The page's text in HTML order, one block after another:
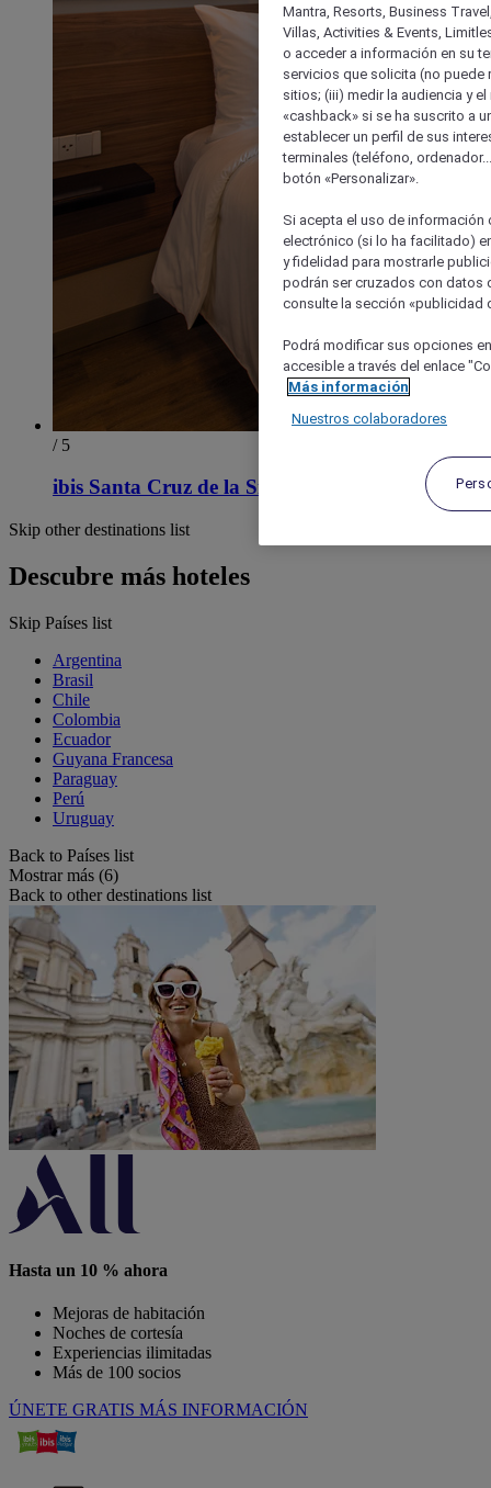
/ 5
ibis Santa Cruz de la Sierra
Skip other destinations list
Descubre más hoteles
Skip Países list
Argentina
Brasil
Chile
Colombia
Ecuador
Guyana Francesa
Paraguay
Perú
Uruguay
Back to Países list
Mostrar más (6)
Back to other destinations list
Hasta un 10 % ahora
Mejoras de habitación
Noches de cortesía
Experiencias ilimitadas
Más de 100 socios
ÚNETE GRATIS MÁS INFORMACIÓN
Mantra, Resorts, Business
Villas, Activities & Events,
o acceder a información en su
servicios que solicita (no puede
sitios; (iii) medir la audiencia y
«cashback» si se ha suscrito a
establecer un perfil de sus
terminales (teléfono,
botón «Personalizar».
Si acepta el uso de
electrónico (si lo ha facilitado)
y fidelidad para mostrarle
podrán ser cruzados con datos
consulte la sección «publicidad
Podrá modificar sus opciones
accesible a través del enlace
Más información
Nuestros colaboradores